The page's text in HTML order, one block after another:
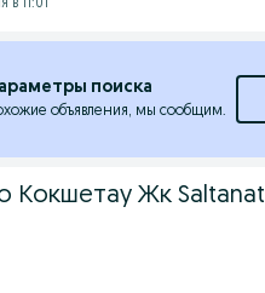
11:01
поиска
объявления, мы сообщим.
Кокшетау Жк Saltanat